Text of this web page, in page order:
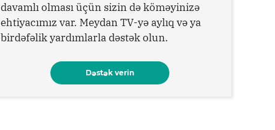
davamlı olması üçün sizin də köməyinizə
ehtiyacımız var. Meydan TV-yə aylıq və ya
birdəfəlik yardımlarla dəstək olun.
Dəstək verin